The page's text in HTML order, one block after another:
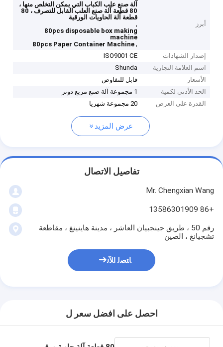
أبرز
آلة صنع علب الكباب التي يمكن التخلص منها ،
80 قطعة آلة صنع العلب القابل للتصرف ، 80
قطعة آلة الحاويات الورقية
,
80pcs disposable box making
machine
,
80pcs Paper Container Machine
إصدار الشهادات
ISO9001 CE
اسم العلامة التجارية
Shunda
الأسعار
قابل للتفاوض
الحد الأدنى لكمية
1 مجموعة آلة صنع مربع دونر
القدرة على العرض
20 مجموعة شهريا
عرض المزيد
تفاصيل الاتصال
Mr. Chengxian Wang
+86 13586301909
رقم 50 ، طريق جينجبيان العاشر ، مدينة هاينينغ ، مقاطعة
تشجيانغ ، الصين
ﺎﺘﺼﻟ ﺍﻶﻧ
احصل على افضل سعر ل